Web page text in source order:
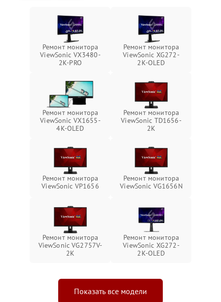
Ремонт монитора
ViewSonic VX3480-
2K-PRO
Ремонт монитора
ViewSonic XG272-
2K-OLED
Ремонт монитора
ViewSonic VX1655-
4K-OLED
Ремонт монитора
ViewSonic TD1656-
2K
Ремонт монитора
ViewSonic VP1656
Ремонт монитора
ViewSonic VG1656N
Ремонт монитора
ViewSonic VG2757V-
2K
Ремонт монитора
ViewSonic XG272-
2K-OLED
Показать все модели